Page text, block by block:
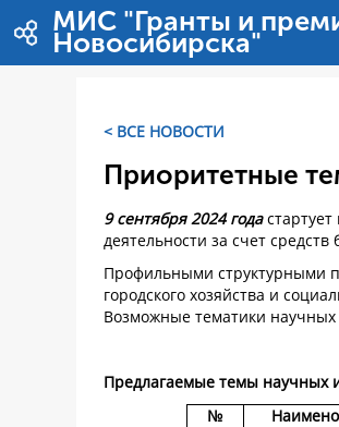
Перейти к содержимому
МИС "Гранты и
Новосибирска"
< ВСЕ НОВОСТИ
Приоритетные
9 сентября 2024 года
деятельности за счет
Профильными структурными
городского хозяйства и
Возможные тематики
Предлагаемые темы научных
№